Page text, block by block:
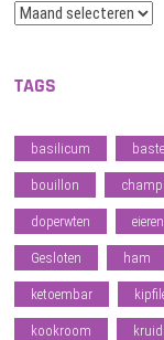
Archief
TAGS
basilicum
bouillon
doperwten eieren
Gesloten ham
ketoembar
kookroom